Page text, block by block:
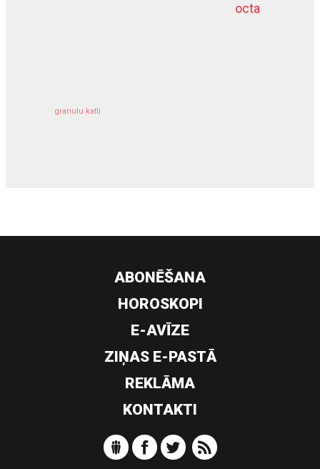
octa
granulu katli
dziļurbums
ABONĒŠANA
HOROSKOPI
E-AVĪZE
ZIŅAS E-PASTĀ
REKLĀMA
KONTAKTI